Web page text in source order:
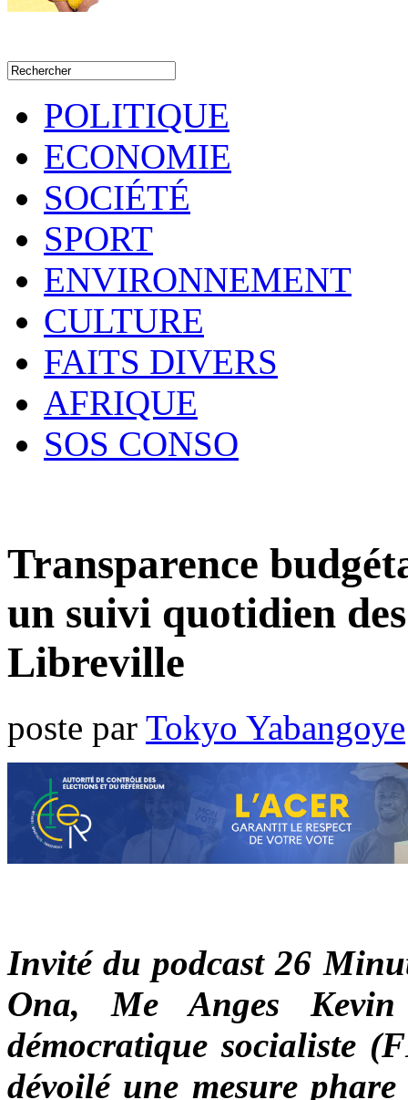
POLITIQUE
ECONOMIE
SOCIÉTÉ
SPORT
ENVIRONNEMENT
CULTURE
FAITS DIVERS
AFRIQUE
SOS CONSO
Transparence
un suivi quotidien
Libreville
poste par Tokyo Yabangoye
Invité du podcast 26
Ona, Me Anges
démocratique socialiste
dévoilé une mesure